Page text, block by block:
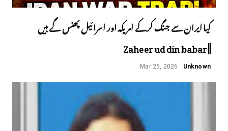
کیا ایران سے جنگ کرکے امریکہ اور اسرائیل پھنس گے ہیں
||Zaheer ud din babar
Unknown
Mar 25, 2026